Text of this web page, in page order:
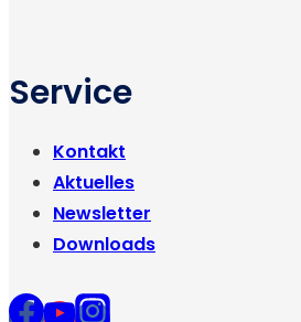
Service
Kontakt
Aktuelles
Newsletter
Downloads